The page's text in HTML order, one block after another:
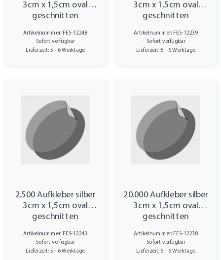
3cm x 1,5cm oval
geschnitten
Artikelnummer: FES-12248
Sofort verfügbar
Lieferzeit: 5 - 6 Werktage
3cm x 1,5cm oval
geschnitten
Artikelnummer: FES-12239
Sofort verfügbar
Lieferzeit: 5 - 6 Werktage
2.500 Aufkleber silber
3cm x 1,5cm oval
geschnitten
Artikelnummer: FES-12243
Sofort verfügbar
Lieferzeit: 5 - 6 Werktage
20.000 Aufkleber silber
3cm x 1,5cm oval
geschnitten
Artikelnummer: FES-12238
Sofort verfügbar
Lieferzeit: 5 - 6 Werktage